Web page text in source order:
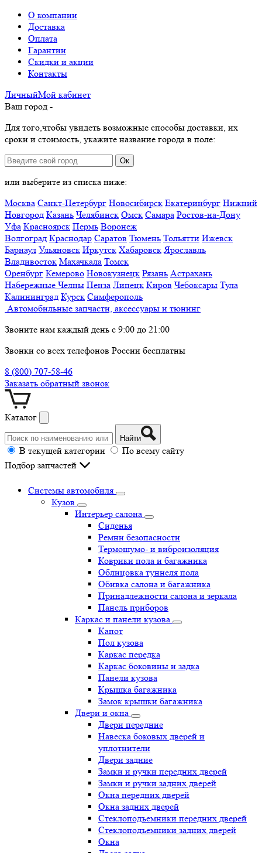
О компании
Доставка
Оплата
Гарантии
Скидки и акции
Контакты
ЛичныйМой кабинет
Ваш город -
Для того,чтобы увидеть возможные способы доставки, их
сроки и стоимость, укажите название города в поле:
Ок
или выберите из списка ниже:
Москва Санкт-Петербург Новосибирск Екатеринбург Нижний
Новгород Казань Челябинск Омск Самара Ростов-на-Дону
Уфа Красноярск Пермь Воронеж
Волгоград Краснодар Саратов Тюмень Тольятти Ижевск
Барнаул Ульяновск Иркутск Хабаровск Ярославль
Владивосток Махачкала Томск
Оренбург Кемерово Новокузнецк Рязань Астрахань
Набережные Челны Пенза Липецк Киров Чебоксары Тула
Калининград Курск Симферополь
Автомобильные запчасти, аксессуары и тюнинг
Звоните нам каждый день с 9:00 до 21:00
Звонки со всех телефонов России бесплатны
8 (800) 707-58-46
Заказать обратный звонок
Каталог
Найти
В текущей категории
По всему сайту
Подбор запчастей
Системы автомобиля
Кузов
Интерьер салона
Сиденья
Ремни безопасности
Термошумо- и виброизоляция
Коврики пола и багажника
Облицовка туннеля пола
Обивка салона и багажника
Принадлежности салона и зеркала
Панель приборов
Каркас и панели кузова
Капот
Пол кузова
Каркас передка
Каркас боковины и задка
Панели кузова
Крышка багажника
Замок крышки багажника
Двери и окна
Двери передние
Навеска боковых дверей и
уплотнители
Двери задние
Замки и ручки передних дверей
Замки и ручки задних дверей
Окна передних дверей
Окна задних дверей
Стеклоподъемники передних дверей
Стеклоподъемники задних дверей
Окна